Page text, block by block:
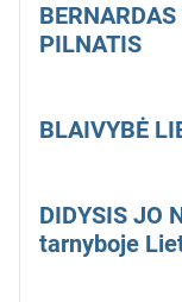
PILNATIS
BLAIVYBĖ
DIDYSIS JO
tarnyboje